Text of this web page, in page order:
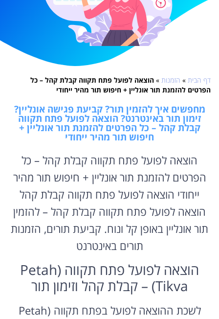
דף הבית » הזמנות » הוצאה לפועל פתח תקווה קבלת קהל – כל
הפרטים להזמנת תור אונליין + חיפוש תור מהיר ייחודי
מחפשים איך להזמין תור? קביעת פגישה אונליין?
זימון תור באינטרנט? הוצאה לפועל פתח תקווה
קבלת קהל – כל הפרטים להזמנת תור אונליין +
חיפוש תור מהיר ייחודי
הוצאה לפועל פתח תקווה קבלת קהל – כל
הפרטים להזמנת תור אונליין + חיפוש תור מהיר
ייחודי הוצאה לפועל פתח תקווה קבלת קהל
הוצאה לפועל פתח תקווה קבלת קהל – להזמין
תור אונליין באופן קל ונוח. קביעת תורים, הזמנות
תורים באינטרנט
הוצאה לפועל פתח תקווה (Petah
Tikva) – קבלת קהל וזימון תור
לשכת ההוצאה לפועל בפתח תקווה (Petah